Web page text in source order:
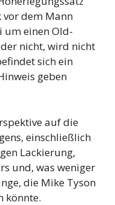
vor dem Mann
um einen Old-
nicht, wird nicht
sich ein
geben
auf die
einschließlich
Lackierung,
und, was weniger
die Mike Tyson
könnte.